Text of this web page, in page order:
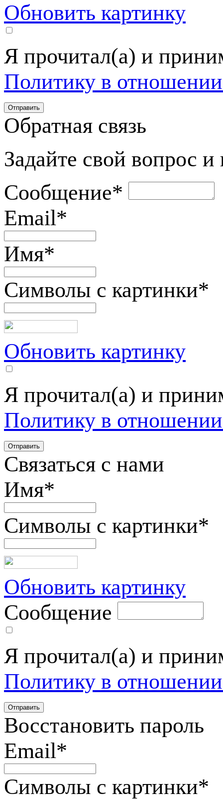
Обновить картинку
Я прочитал(а) и
Политику в
Обратная связь
Задайте свой вопрос
Сообщение*
Email*
Имя*
Символы с картинки*
Обновить картинку
Я прочитал(а) и
Политику в
Связаться с нами
Имя*
Символы с картинки*
Обновить картинку
Сообщение
Я прочитал(а) и
Политику в
Восстановить пароль
Email*
Символы с картинки*